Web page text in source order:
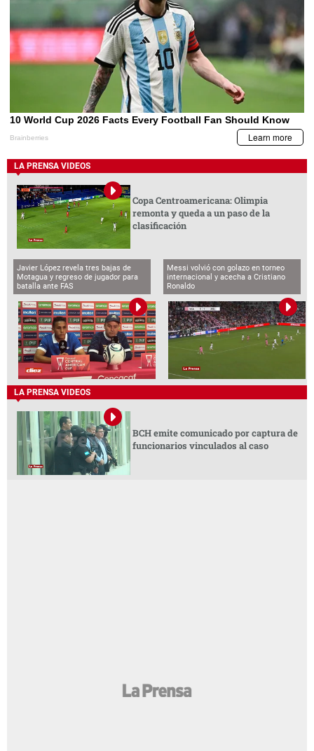
LA PRENSA VIDEOS
Copa Centroamericana: Olimpia
remonta y queda a un paso de la
clasificación
Javier López revela tres bajas de
Motagua y regreso de jugador para
batalla ante FAS
Messi volvió con golazo en torneo
internacional y acecha a Cristiano
Ronaldo
LA PRENSA VIDEOS
BCH emite comunicado por captura de
funcionarios vinculados al caso